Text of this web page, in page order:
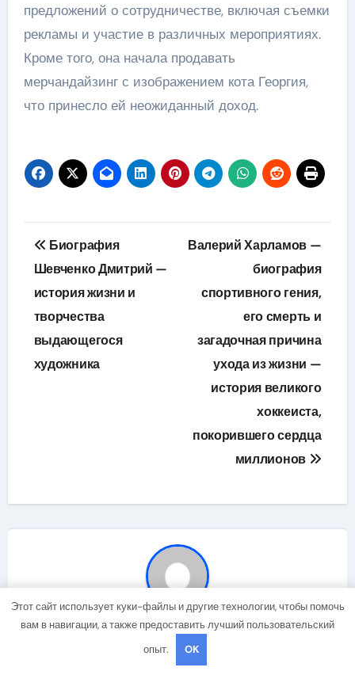
предложений о сотрудничестве, включая съемки
рекламы и участие в различных мероприятиях.
Кроме того, она начала продавать
мерчандайзинг с изображением кота Георгия,
что принесло ей неожиданный доход.
Навигация
по
записям
Биография
Шевченко Дмитрий —
история жизни и
творчества
выдающегося
художника
Валерий Харламов —
биография
спортивного гения,
его смерть и
загадочная причина
ухода из жизни —
история великого
хоккеиста,
покорившего сердца
миллионов
Bystudiohallo_
Этот сайт использует куки-файлы и другие технологии, чтобы помочь
вам в навигации, а также предоставить лучший пользовательский
опыт.
OK